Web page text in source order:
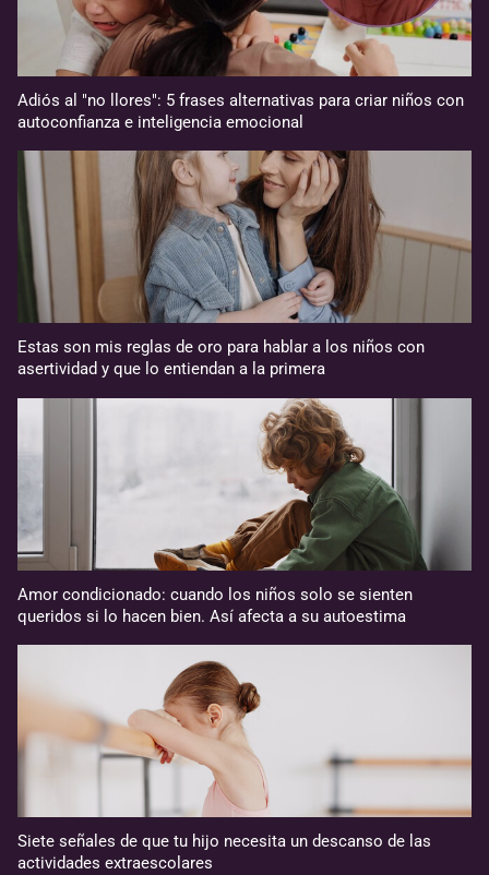
Adiós al "no llores": 5 frases alternativas para criar niños con
autoconfianza e inteligencia emocional
Estas son mis reglas de oro para hablar a los niños con
asertividad y que lo entiendan a la primera
Amor condicionado: cuando los niños solo se sienten
queridos si lo hacen bien. Así afecta a su autoestima
Siete señales de que tu hijo necesita un descanso de las
actividades extraescolares